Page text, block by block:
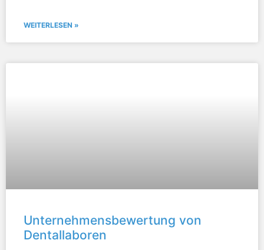
WEITERLESEN »
Unternehmensbewertung von
Dentallaboren